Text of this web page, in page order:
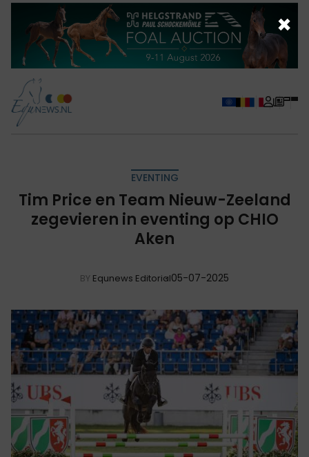
EVENTING
Tim Price en Team Nieuw-Zeeland
zegevieren in eventing op CHIO
Aken
BY Equnews Editorial05-07-2025
×